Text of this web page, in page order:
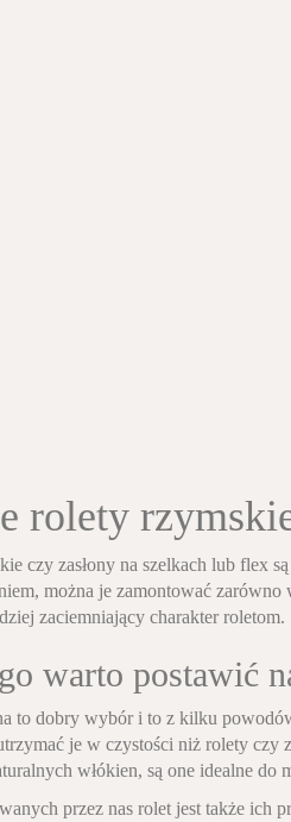
rolety
czy zasłony na szelkach lub flex
można je zamontować
zaciemniający charakter roletom.
warto postawić
to dobry wybór i to z kilku
je w czystości niż rolety czy
włókien, są one idealne
przez nas rolet jest także ich